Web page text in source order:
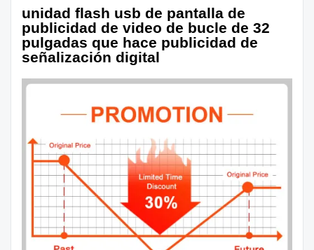
unidad flash usb de pantalla de
publicidad de video de bucle de 32
pulgadas que hace publicidad de
señalización digital